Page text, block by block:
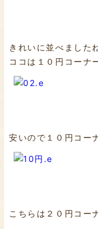
きれいに並べました
ココは１０円コーナ
安いので１０円コー
こちらは２０円コー